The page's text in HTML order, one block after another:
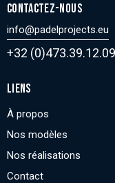
CONTACTEZ-NOUS
info@padelprojects.eu
+32 (0)473.39.12.09
LIENS
À propos
Nos modèles
Nos réalisations
Contact